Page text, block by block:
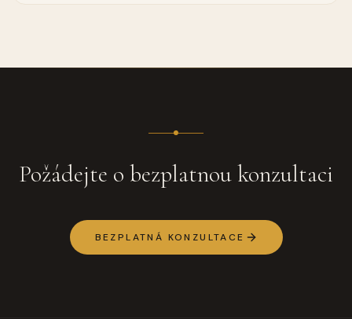
Požádejte o bezplatnou konzultaci
BEZPLATNÁ KONZULTACE